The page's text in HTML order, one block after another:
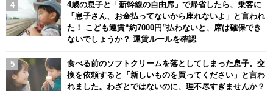
4歳の息子と「新幹線の自由席」で帰省したら、乗客に
「息子さん、お金払ってないから座れないよ」と言われ
た！ こども運賃“約7000円”払わないと、席は確保でき
ないでしょうか？ 運賃ルールを確認
食べる前のソフトクリームを落としてしまった息子。交
換を依頼すると「新しいものを買ってください」と言わ
れました。わざとではないのに、理不尽すぎませんか？